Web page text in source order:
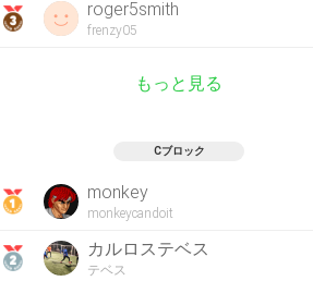
roger5smith
frenzy05
もっと見る
Cブロック
monkey
monkeycandoit
カルロステベス
テベス